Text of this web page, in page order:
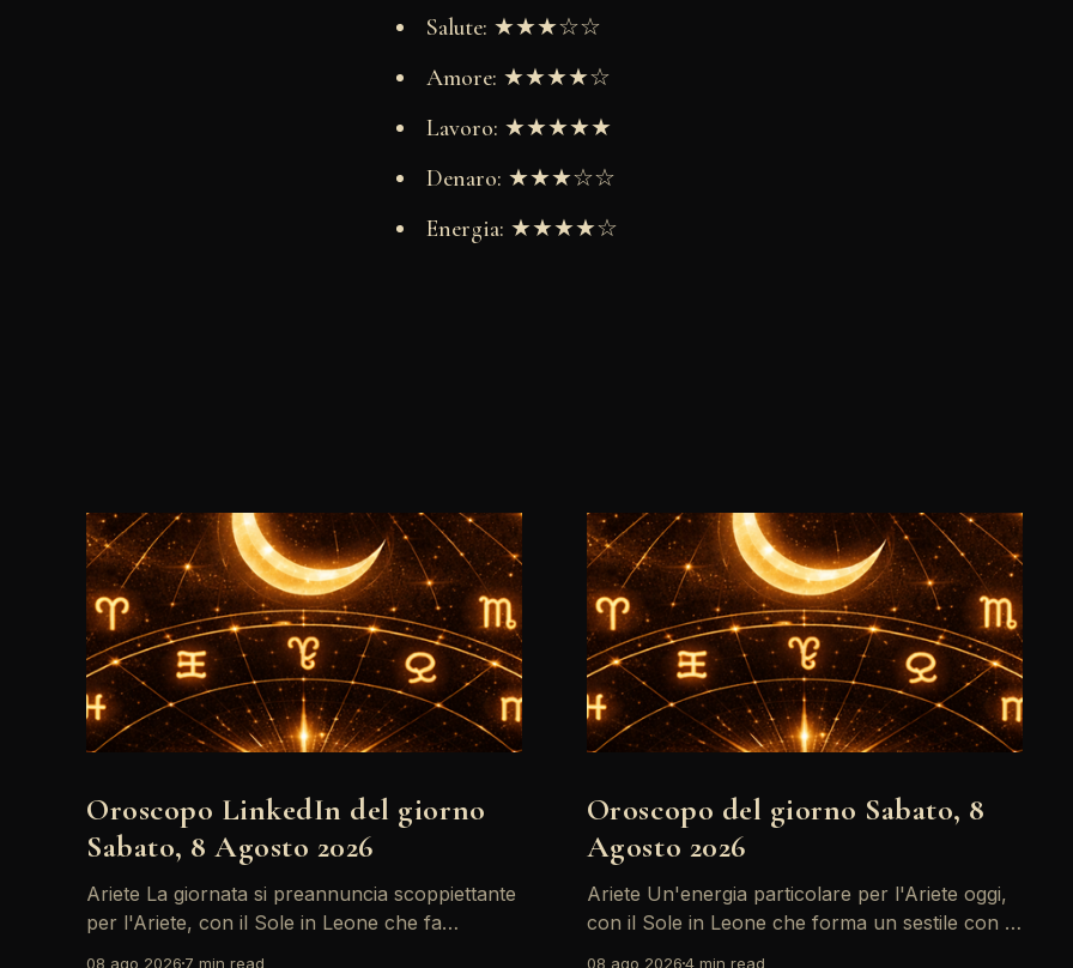
Salute: ★★★☆☆
Amore: ★★★★☆
Lavoro: ★★★★★
Denaro: ★★★☆☆
Energia: ★★★★☆
Oroscopo LinkedIn del giorno
Sabato, 8 Agosto 2026
Ariete La giornata si preannuncia scoppiettante
per l'Ariete, con il Sole in Leone che fa
08 ago 2026 7 min read
Oroscopo del giorno Sabato, 8
Agosto 2026
Ariete Un'energia particolare per l'Ariete oggi,
con il Sole in Leone che forma un sestile con la
08 ago 20264 min read